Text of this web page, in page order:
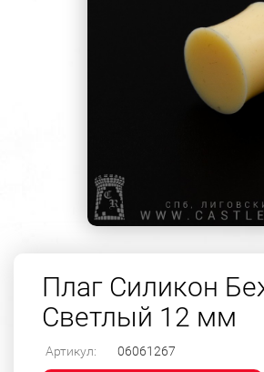
Плаг Силикон
Светлый 12 мм
Артикул: 06061267